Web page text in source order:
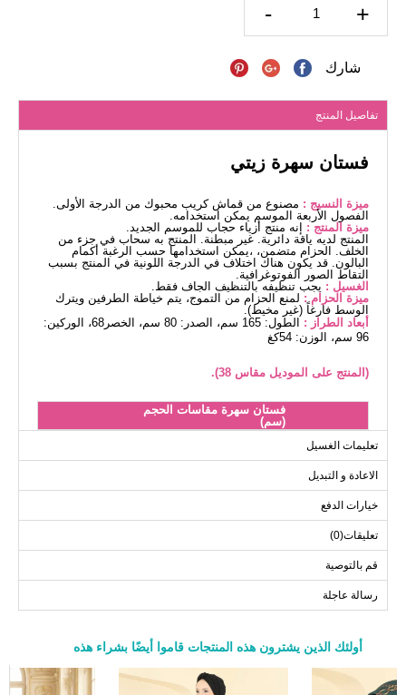
- +
شارك
تفاصيل المنتج
فستان سهرة زيتي
ميزة النسيج : مصنوع من قماش كريب محبوك من الدرجة الأولى.
الفصول الأربعة الموسم يمكن استخدامه.
ميزة المنتج : إنه منتج أزياء حجاب للموسم الجديد.
المنتج لديه ياقة دائرية. غير مبطنة. المنتج به سحاب في جزء من
الخلف. الحزام متضمن، ،يمكن استخدامها حسب الرغبة أكمام
البالون. قد يكون هناك اختلاف في الدرجة اللونية في المنتج بسبب
التقاط الصور الفوتوغرافية.
الغسيل : يجب تنظيفه بالتنظيف الجاف فقط.
ميزة الحزام : لمنع الحزام من التموج، يتم خياطة الطرفين ويترك
الوسط فارغاً (غير مخيط).
أبعاد الطراز :
الطول: 165 سم، الصدر: 80 سم، الخصر68، الوركين:
96 سم، الوزن: 54كغ
(المنتج على الموديل مقاس 38).
فستان سهرة مقاسات الحجم
(سم)
الحجم
40
98
131
48
114
131
تعليمات الغسيل
الاعادة و التبديل
خيارات الدفع
تعليقات(0)
قم بالتوصية
رسالة عاجلة
أولئك الذين يشترون هذه المنتجات قاموا أيضًا بشراء هذه
a>